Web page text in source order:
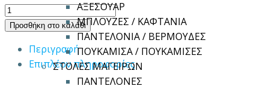
ΑΞΕΣΟΥΑΡ
ΜΠΛΟΥΖΕΣ / ΚΑΦΤΑΝΙΑ
ΠΑΝΤΕΛΟΝΙΑ / ΒΕΡΜΟΥΔΕΣ
ΠΟΥΚΑΜΙΣΑ / ΠΟΥΚΑΜΙΣΕΣ
ΣΤΟΛΕΣ ΜΑΓΕΙΡΩΝ
ΠΑΝΤΕΛΟΝΕΣ
Παντελόνα
HAREM
Προσθήκη στο καλάθι
Περιγραφή
Επιπλέον πληροφορίες